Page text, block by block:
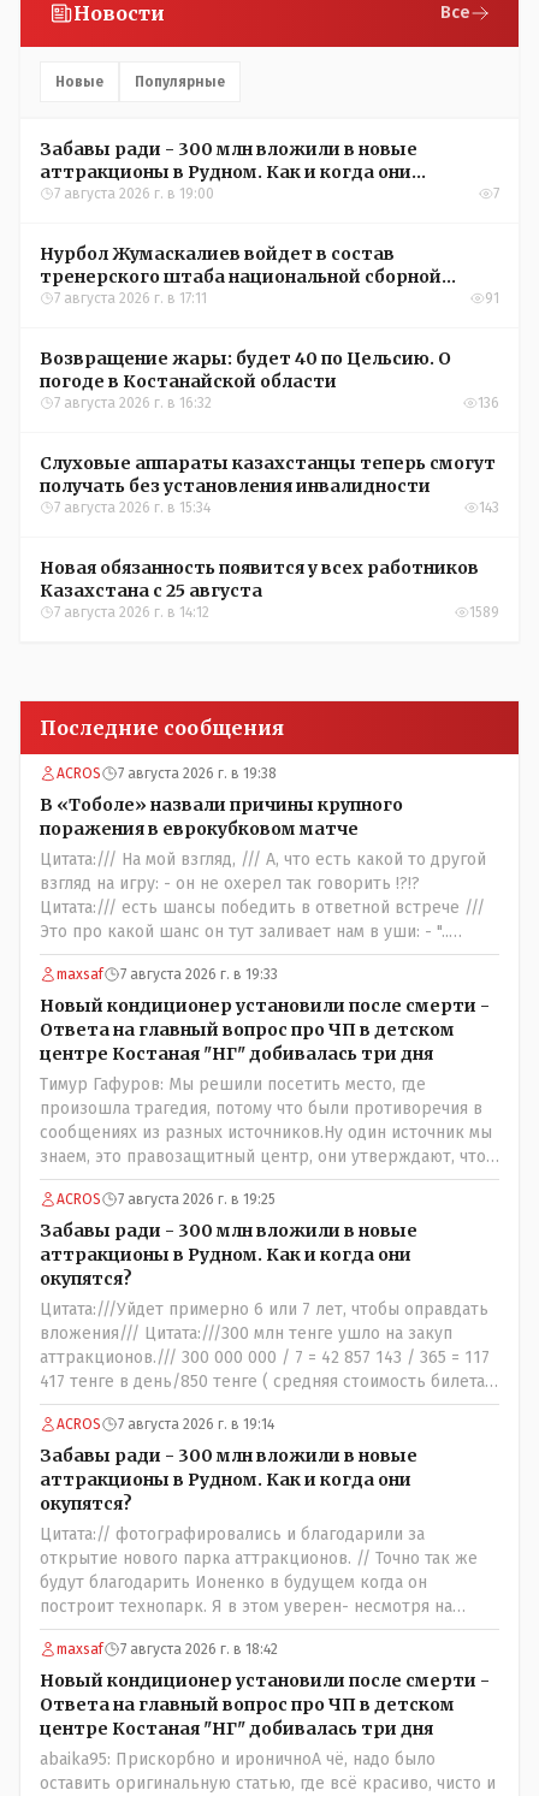
Новости Все
Новые Популярные
Забавы ради - 300 млн вложили в новые
аттракционы в Рудном. Как и когда они
окупятся?
7 августа 2026 г. в 19:00 7
Нурбол Жумаскалиев войдет в состав
тренерского штаба национальной сборной
Казахстана по футболу
7 августа 2026 г. в 17:11 91
Возвращение жары: будет 40 по Цельсию. О
погоде в Костанайской области
7 августа 2026 г. в 16:32 136
Слуховые аппараты казахстанцы теперь смогут
получать без установления инвалидности
7 августа 2026 г. в 15:34 143
Новая обязанность появится у всех работников
Казахстана с 25 августа
7 августа 2026 г. в 14:12 1589
Последние сообщения
ACROS 7 августа 2026 г. в 19:38
В «Тоболе» назвали причины крупного
поражения в еврокубковом матче
Цитата:/// На мой взгляд, /// А, что есть какой то другой
взгляд на игру: - он не охерел так говорить !?!?
Цитата:/// есть шансы победить в ответной встрече ///
Это про какой шанс он тут заливает нам в уши: - "..
забить на своём поле ЧЕТЫРЕ гола и при этом не
пропустить ни ОДНОГО,,,,"- сказки Венского леса.
Цитата://я поздравляю их с этой победой// Значит
морально: - игроки Тобола уже проиграли ответную
встречу: - чудо на поле не бывает, если только у тебя в
команде играет сам Марадона....
maxsaf 7 августа 2026 г. в 19:33
Новый кондиционер установили после смерти -
Ответа на главный вопрос про ЧП в детском
центре Костаная "НГ" добивалась три дня
Тимур Гафуров: Мы решили посетить место, где
произошла трагедия, потому что были противоречия в
сообщениях из разных источников.Ну один источник мы
знаем, это правозащитный центр, они утверждают, что
ничего толком не работало на момент трагедии. А кто
второй источник, с противоречивой информацией? Кто
до вашей поездки утверждал, что там все ОК, не жарко,
и всё работает как надо?
ACROS 7 августа 2026 г. в 19:25
Забавы ради - 300 млн вложили в новые
аттракционы в Рудном. Как и когда они
окупятся?
Цитата:///Уйдет примерно 6 или 7 лет, чтобы оправдать
вложения/// Цитата:///300 млн тенге ушло на закуп
аттракционов./// 300 000 000 / 7 = 42 857 143 / 365 = 117
417 тенге в день/850 тенге ( средняя стоимость билета)
- 138 человек в день - такая должна быть средняя
минимальная ежедневная посещаемость этих
атракционов и только лишь для того что бы "отбить"
стоимость оборудования, прибавьте сюда ещё :-
зарплата персонала, налоги, амортизация оборудования,
его техобслуживание, покупка запчастей,
электроэнергия, накладные и другие непредвиденные
расходы. И это не отнимая морозные дни, непогоду и
прочие нерабочие дни.
ACROS 7 августа 2026 г. в 19:14
Забавы ради - 300 млн вложили в новые
аттракционы в Рудном. Как и когда они
окупятся?
Цитата:// фотографировались и благодарили за
открытие нового парка аттракционов. // Точно так же
будут благодарить Ионенко в будущем когда он
построит технопарк. Я в этом уверен- несмотря на
усилия некоего блогера и 50 примкнувших к нему кучки
рудненских манкуртов. По традиции нашего пенсионера
завершу свой комент строками из советской песни:
"...это наша с тобою страна- это наша с тобой
биография...."
maxsaf 7 августа 2026 г. в 18:42
Новый кондиционер установили после смерти -
Ответа на главный вопрос про ЧП в детском
центре Костаная "НГ" добивалась три дня
abaika95: Прискорбно и ироничноА чё, надо было
оставить оригинальную статью, где всё красиво, чисто и